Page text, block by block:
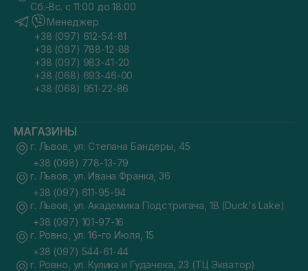
Сб.-Вс. с 11:00 до 18:00
Менеджер
+38 (097) 612-54-81
+38 (097) 788-12-88
+38 (097) 983-41-20
+38 (068) 693-46-00
+38 (068) 951-22-86
МАГАЗИНЫ
г. Львов, ул. Степана Бандеры, 45
+38 (098) 778-13-79
г. Львов, ул. Ивана Франка, 36
+38 (097) 611-95-94
г. Львов, ул. Академика Подстригача, 1В (Duck's Lake)
+38 (097) 101-97-16
г. Ровно, ул. 16-го Июля, 15
+38 (097) 544-61-44
г. Ровно, ул. Кулика и Гудачека, 23 (ТЦ Экватор)